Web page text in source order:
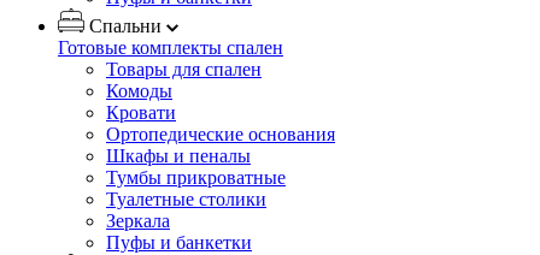
Спальни
Готовые комплекты спален
Товары для спален
Комоды
Кровати
Ортопедические основания
Шкафы и пеналы
Тумбы прикроватные
Туалетные столики
Зеркала
Пуфы и банкетки